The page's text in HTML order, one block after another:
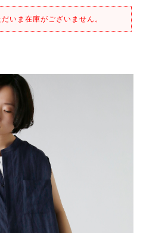
いま在庫がございません。